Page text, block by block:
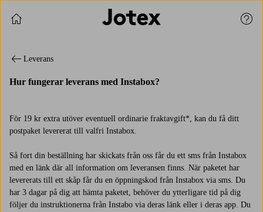
Fortsätt handla
Leverans
Hur fungerar leverans med Instabox?
För 19 kr extra utöver eventuell ordinarie fraktavgift*, kan du få ditt
postpaket levererat till valfri Instabox.
Så fort din beställning har skickats från oss får du ett sms från Instabox
med en länk där all information om leveransen finns. När paketet har
levererats till ett skåp får du en öppningskod från Instabox via sms. Du
har 3 dagar på dig att hämta paketet, behöver du ytterligare tid på dig
följer du instruktionerna från Instabo via deras länk eller i deras app. Du